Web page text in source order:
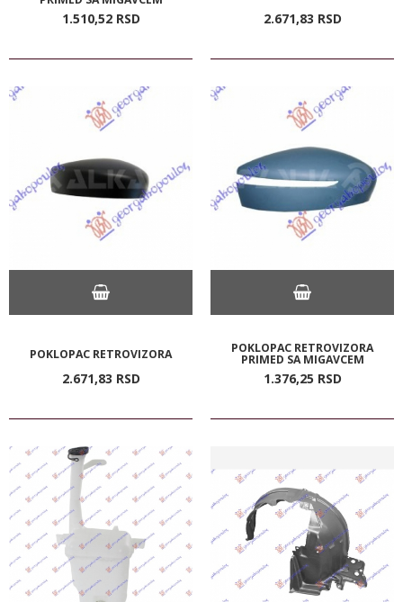
1.510,52 RSD 2.671,83 RSD
POKLOPAC RETROVIZORA
2.671,83 RSD
POKLOPAC RETROVIZORA
PRIMED SA MIGAVCEM
1.376,25 RSD